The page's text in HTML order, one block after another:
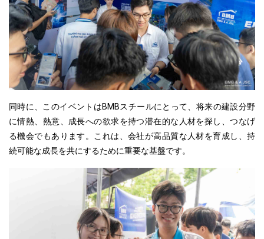
同時に、このイベントはBMBスチールにとって、将来の建設分野
に情熱、熱意、成長への欲求を持つ潜在的な人材を探し、つなげ
る機会でもあります。これは、会社が高品質な人材を育成し、持
続可能な成長を共にするために重要な基盤です。